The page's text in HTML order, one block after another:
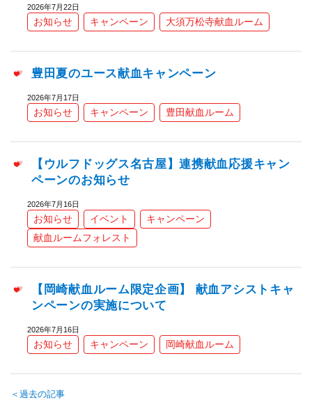
2026年7月22日
お知らせ キャンペーン 大須万松寺献血ルーム
豊田夏のユース献血キャンペーン
2026年7月17日
お知らせ キャンペーン 豊田献血ルーム
【ウルフドッグス名古屋】連携献血応援キャン
ペーンのお知らせ
2026年7月16日
お知らせ イベント
キャンペーン
献血ルームフォレスト
【岡崎献血ルーム限定企画】 献血アシストキャ
ンペーンの実施について
2026年7月16日
お知らせ キャンペーン 岡崎献血ルーム
＜過去の記事